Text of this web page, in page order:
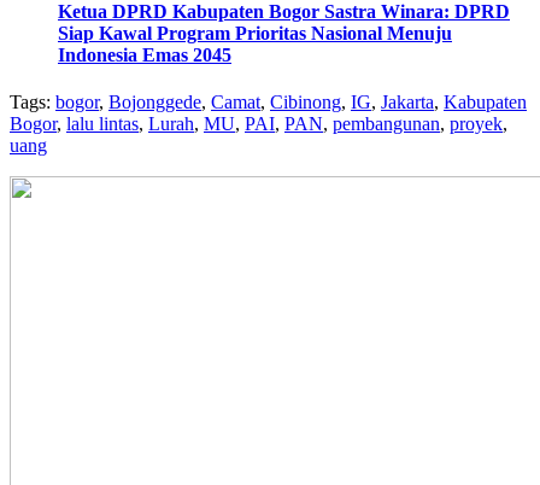
Ketua DPRD Kabupaten Bogor Sastra Winara: DPRD
Siap Kawal Program Prioritas Nasional Menuju
Indonesia Emas 2045
Tags: bogor, Bojonggede, Camat, Cibinong, IG, Jakarta, Kabupaten
Bogor, lalu lintas, Lurah, MU, PAI, PAN, pembangunan, proyek,
uang